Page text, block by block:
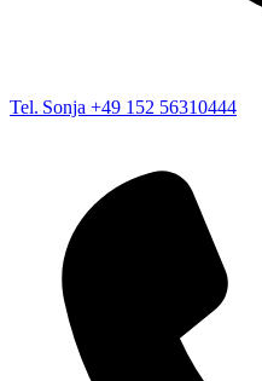
Tel. Sonja +49 152 56310444